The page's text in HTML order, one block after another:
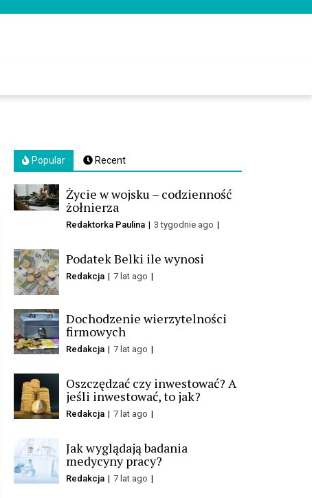
Popular Recent
Życie w wojsku – codzienność
żołnierza
Redaktorka Paulina 3 tygodnie ago
Podatek Belki ile wynosi
Redakcja 7 lat ago
Dochodzenie wierzytelności
firmowych
Redakcja 7 lat ago
Oszczędzać czy inwestować? A
jeśli inwestować, to jak?
Redakcja 7 lat ago
Jak wyglądają badania
medycyny pracy?
Redakcja 7 lat ago